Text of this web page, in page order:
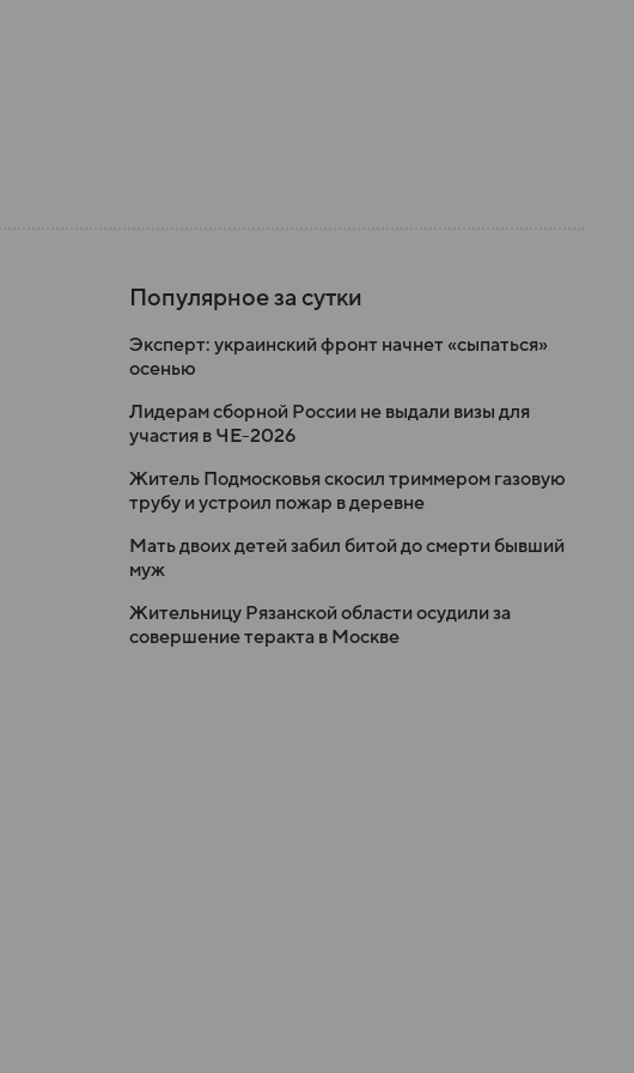
Популярное за сутки
Эксперт: украинский фронт начнет «сыпаться»
осенью
Лидерам сборной России не выдали визы для
участия в ЧЕ-2026
Житель Подмосковья скосил триммером газовую
трубу и устроил пожар в деревне
Мать двоих детей забил битой до смерти бывший
муж
Жительницу Рязанской области осудили за
совершение теракта в Москве